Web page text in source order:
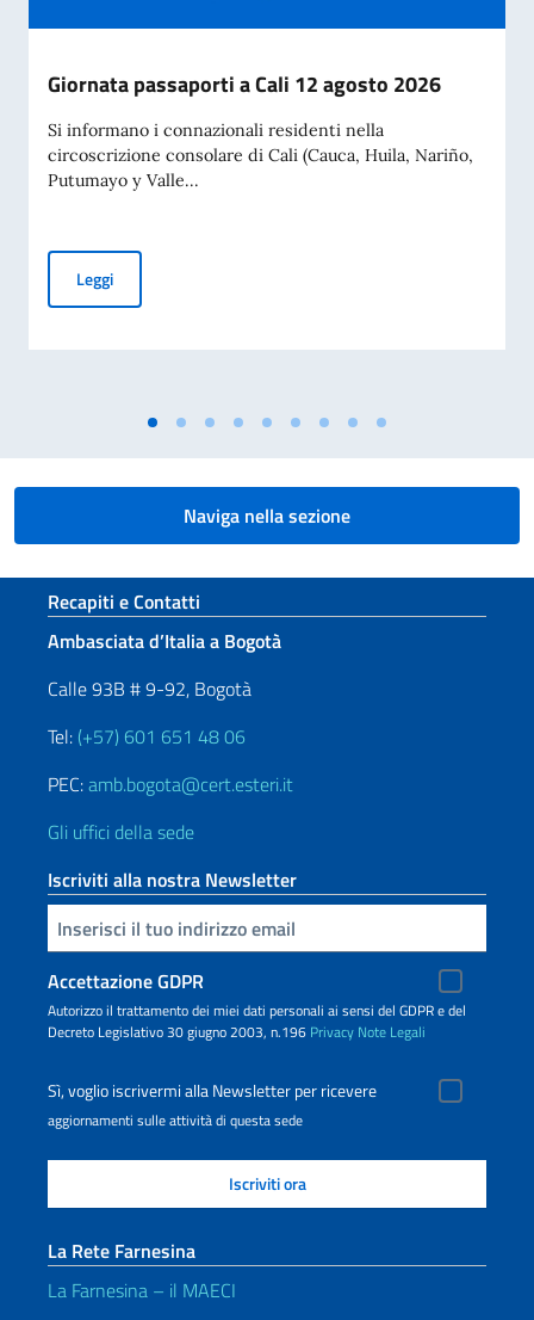
Giornata passaporti a Cali 12 agosto 2026
Si informano i connazionali residenti nella
circoscrizione consolare di Cali (Cauca, Huila, Nariño,
Putumayo y Valle...
LeggiGiornata passaporti a Cali 12 agosto 2026
Naviga nella sezione
Sezione footer
Recapiti e Contatti
Ambasciata d’Italia a Bogotà
Calle 93B # 9-92, Bogotà
Tel: (+57) 601 651 48 06
PEC:amb.bogota@cert.esteri.it
Gli uffici della sede
Iscriviti alla nostra Newsletter
Inserisci la tua email
Accettazione GDPR
Autorizzo il trattamento dei miei dati personali ai sensi del GDPR e del
Decreto Legislativo 30 giugno 2003, n.196 Privacy Note Legali
Sì, voglio iscrivermi alla Newsletter per ricevere
aggiornamenti sulle attività di questa sede
La Rete Farnesina
La Farnesina – il MAECI